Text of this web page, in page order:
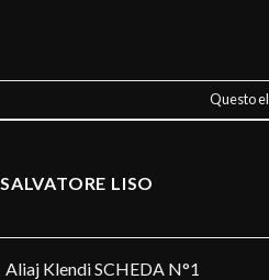
Questo
SALVATORE LISO
Aliaj Klendi SCHEDA N°1